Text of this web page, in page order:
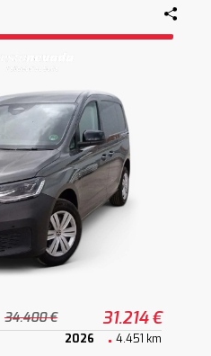
34.400 € 31.214 €
2026 4.451 km